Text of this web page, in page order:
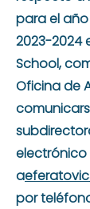
para el
2023-2024
School,
Oficina de
electrónico
aeferatovic
por